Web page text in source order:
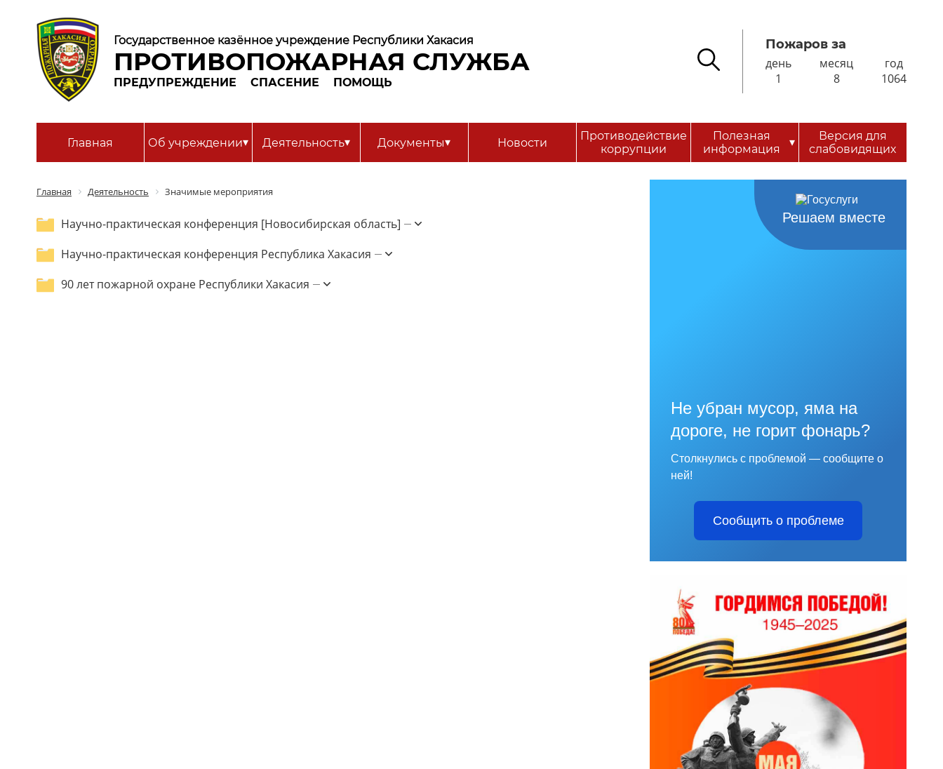
Государственное казённое учреждение Республики Хакасия
ПРОТИВОПОЖАРНАЯ СЛУЖБА
ПРЕДУПРЕЖДЕНИЕ СПАСЕНИЕ ПОМОЩЬ
Пожаров за
день
1
месяц
8
год
1064
Главная Об учреждении▾ Деятельность▾ Документы▾ Новости
Противодействие
коррупции
Полезная
информация
▾
Версия для
слабовидящих
Главная Деятельность Значимые мероприятия
Научно-практическая конференция [Новосибирская область]
Научно-практическая конференция Республика Хакасия
90 лет пожарной охране Республики Хакасия
Решаем вместе
Не убран мусор, яма на
дороге, не горит фонарь?
Столкнулись с проблемой — сообщите о
ней!
Сообщить о проблеме